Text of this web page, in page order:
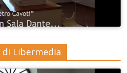
di Libermedia